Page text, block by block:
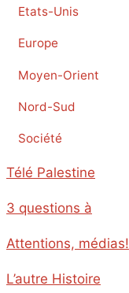
Etats-Unis
Europe
Moyen-Orient
Nord-Sud
Société
Télé Palestine
3 questions à
Attentions, médias!
L’autre Histoire